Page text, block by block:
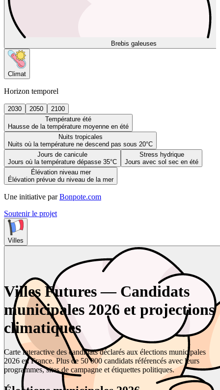
Brebis galeuses
Climat
Horizon temporel
2030 2050
2100
Température été
Hausse de la température moyenne en été
Nuits tropicales
Nuits où la température ne descend pas sous 20°C
Jours de canicule
Jours où la température dépasse 35°C
Stress hydrique
Jours avec sol sec en été
Élévation niveau mer
Élévation prévue du niveau de la mer
Une initiative par Bonpote.com
Soutenir le projet
Villes
Villes Futures — Candidats
municipales 2026 et projections
climatiques
Carte interactive des candidats déclarés aux élections municipales
2026 en France. Plus de 50 000 candidats référencés avec leurs
programmes, sites de campagne et étiquettes politiques.